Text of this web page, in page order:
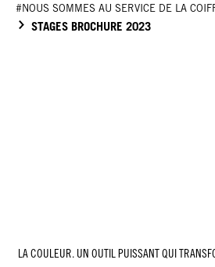
#NOUS SOMMES AU SERVICE DE LA
STAGES BROCHURE 2023
LA COULEUR. UN OUTIL PUISSANT QUI